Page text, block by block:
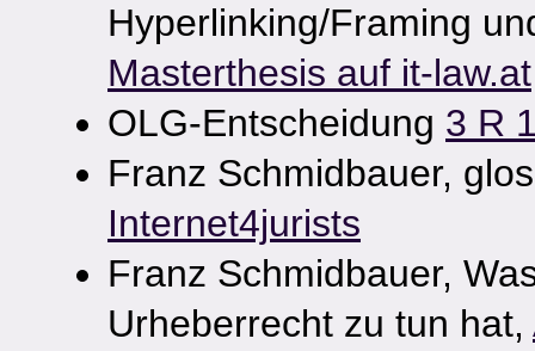
Hyperlinking/Framing
Masterthesis auf it-law.at
OLG-Entscheidung 3 R
Franz Schmidbauer,
Internet4jurists
Franz Schmidbauer,
Urheberrecht zu tun hat,